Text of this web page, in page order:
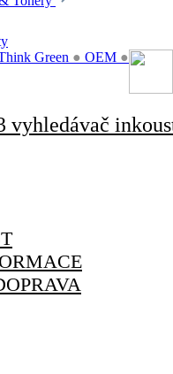
Green ● OEM ●
vyhledávač